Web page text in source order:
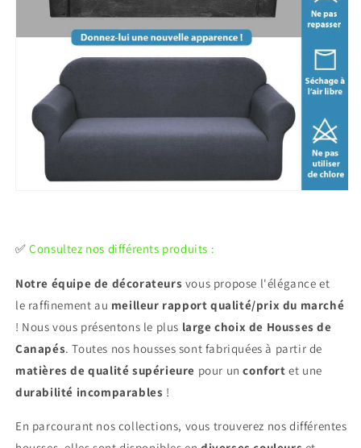
✅ Consultez nos différents produits :
Notre équipe de décorateurs vous propose l'élégance et
le raffinement au meilleur rapport qualité/prix du marché
! Nous vous présentons le plus large choix de Housses de
Canapés. Toutes nos housses sont fabriquées à partir de
matières de qualité supérieure pour unconfort et une
durabilité incomparables !
En parcourant nos collections, vous trouverez nos différentes